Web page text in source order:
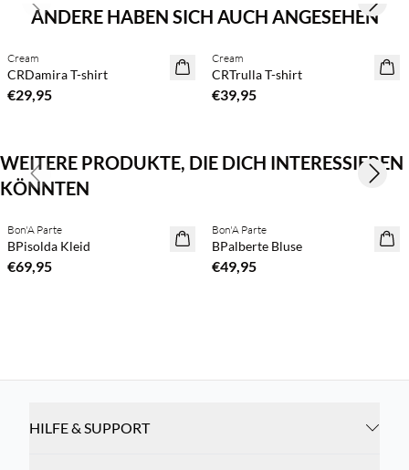
ANDERE HABEN SICH AUCH ANGESEHEN
NEUHEITEN
Kaufe mind. 2 & spare 20 %
Cream
CRDamira T-shirt
€29,95
BASIC DEAL
Cream
CRTrulla T-shirt
€39,95
Previous slide Next
WEITERE PRODUKTE, DIE DICH INTERESSIEREN
KÖNNTEN
NEUHEITEN
Kaufe mind. 2 & spare 20 %
Bon'A Parte
BPisolda Kleid
€69,95
NEUHEITEN
Bon'A Parte
BPalberte Bluse
€49,95
Previous slide Next
HILFE & SUPPORT